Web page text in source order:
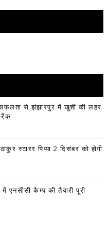
से झंझारपुर में खुशी की लहर
रैंक
स्टारर पिप्पा 2 दिसंबर को होगी
कैम्प की तैयारी पूरी